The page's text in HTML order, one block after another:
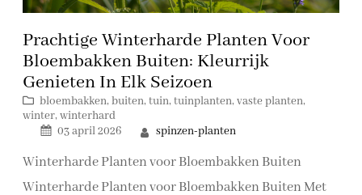
Prachtige Winterharde Planten Voor
Bloembakken Buiten: Kleurrijk
Genieten In Elk Seizoen
bloembakken, buiten, tuin, tuinplanten, vaste planten
winter, winterhard
03 april 2026
spinzen-planten
Winterharde Planten voor Bloembakken Buiten
Winterharde Planten voor Bloembakken Buiten Met